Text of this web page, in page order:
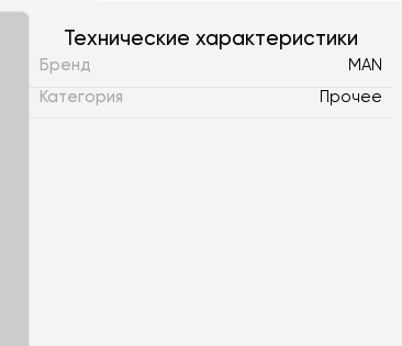
Технические характеристики
Бренд
MAN
Категория
Прочее